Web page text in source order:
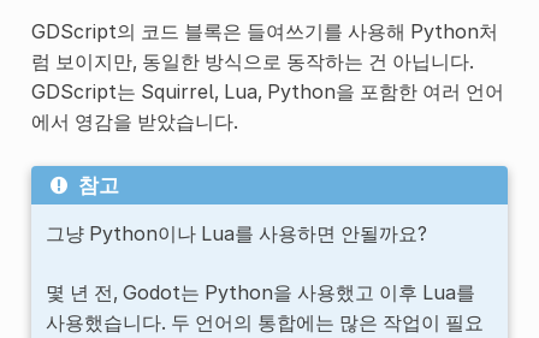
GDScript의 코드 블록은 들여쓰기를 사용해 Python처
럼 보이지만, 동일한 방식으로 동작하는 건 아닙니다.
GDScript는 Squirrel, Lua, Python을 포함한 여러 언어
에서 영감을 받았습니다.
참고
그냥 Python이나 Lua를 사용하면 안될까요?
몇 년 전, Godot는 Python을 사용했고 이후 Lua를
사용했습니다. 두 언어의 통합에는 많은 작업이 필요